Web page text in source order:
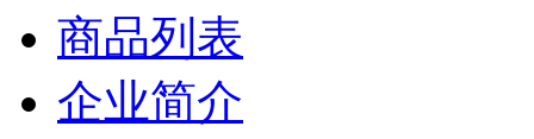
商品列表
企业简介